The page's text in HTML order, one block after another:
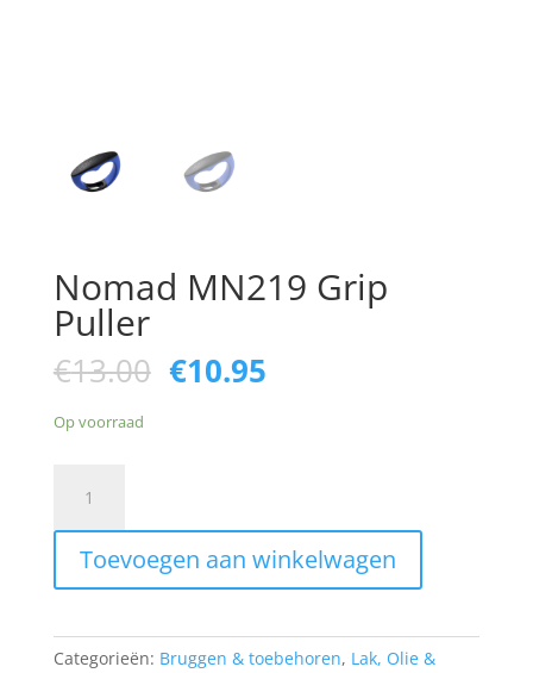
Nomad MN219 Grip
Puller
€13.00 Oorspronkelijke
prijs
€10.95Huidige
Op voorraad
MN219
Grip
Puller
aantal
Toevoegen aan winkelwagen
Categorieën: Bruggen & toebehoren, Lak, Olie &